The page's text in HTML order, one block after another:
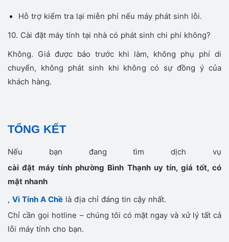
Hỗ trợ kiểm tra lại miễn phí nếu máy phát sinh lỗi.
10. Cài đặt máy tính tại nhà có phát sinh chi phí không?
Không. Giá được báo trước khi làm, không phụ phí di
chuyển, không phát sinh khi không có sự đồng ý của
khách hàng.
TỔNG KẾT
Nếu bạn đang tìm dịch vụ
cài đặt máy tính phường Bình Thạnh uy tín, giá tốt, có
mặt nhanh
, Vi Tính A Chề là địa chỉ đáng tin cậy nhất.
Chỉ cần gọi hotline – chúng tôi có mặt ngay và xử lý tất cả
lỗi máy tính cho bạn.